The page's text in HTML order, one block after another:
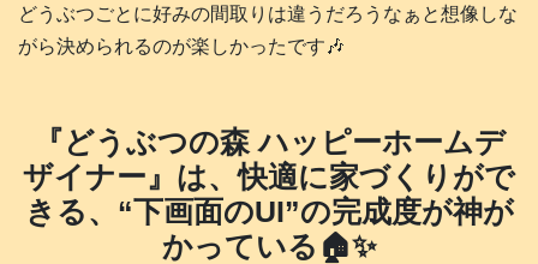
どうぶつごとに好みの間取りは違うだろうなぁと想像しな
がら決められるのが楽しかったです🎶
『どうぶつの森 ハッピーホームデ
ザイナー』は、快適に家づくりがで
きる、“下画面のUI”の完成度が神が
かっている🏠️✨